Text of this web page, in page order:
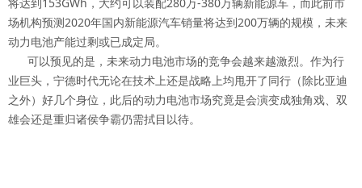
场机构预测2020年国内新能源汽车销量将达到200万辆的规模，未来
动力电池产能过剩或已成定局。
可以预见的是，未来动力电池市场的竞争会越来越激烈。作为行
业巨头，宁德时代无论在技术上还是战略上均甩开了同行（除比亚迪
之外）好几个身位，此后的动力电池市场究竟是会演变成独角戏、双
雄会还是重归诸侯争霸仍需拭目以待。